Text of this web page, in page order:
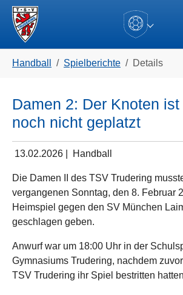
Skip to main navigation
Zum Hauptinhalt springen
Skip to page footer
Handball Spielberichte Details
Damen 2: Der Knoten
noch nicht geplatzt
13.02.2026 Handball
Die Damen II des TSV Trudering
vergangenen Sonntag, den 8. Februar
Heimspiel gegen den SV München
geschlagen geben.
Anwurf war um 18:00 Uhr in der
Gymnasiums Trudering, nachdem
TSV Trudering ihr Spiel bestritten